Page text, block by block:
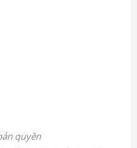
quyền